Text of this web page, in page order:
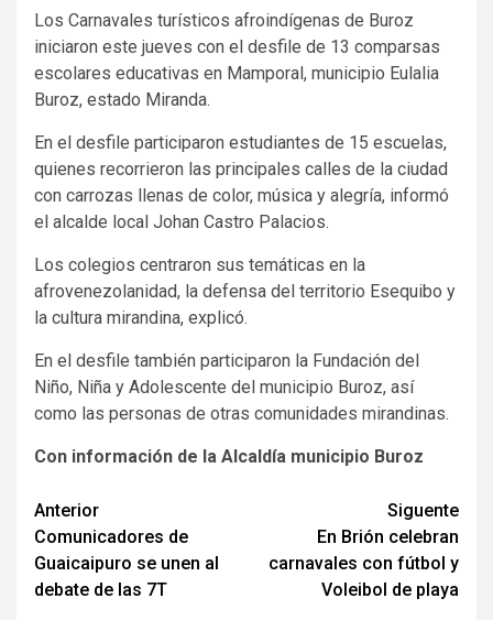
Los Carnavales turísticos afroindígenas de Buroz
iniciaron este jueves con el desfile de 13 comparsas
escolares educativas en Mamporal, municipio Eulalia
Buroz, estado Miranda.
En el desfile participaron estudiantes de 15 escuelas,
quienes recorrieron las principales calles de la ciudad
con carrozas llenas de color, música y alegría, informó
el alcalde local Johan Castro Palacios.
Los colegios centraron sus temáticas en la
afrovenezolanidad, la defensa del territorio Esequibo y
la cultura mirandina, explicó.
En el desfile también participaron la Fundación del
Niño, Niña y Adolescente del municipio Buroz, así
como las personas de otras comunidades mirandinas.
Con información de la Alcaldía municipio Buroz
Navegación
de
entradas
Anterior
Comunicadores de
Guaicaipuro se unen al
debate de las 7T
Siguente
En Brión celebran
carnavales con fútbol y
Voleibol de playa